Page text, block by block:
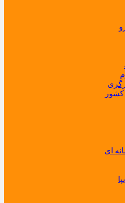
کشور
ای